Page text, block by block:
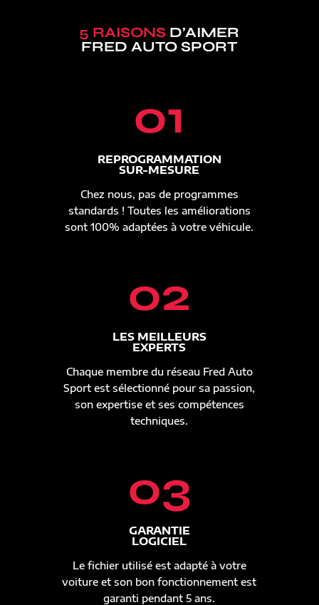
5 RAISONS D’AIMER
FRED AUTO SPORT
01
REPROGRAMMATION
SUR-MESURE
Chez nous, pas de programmes
standards ! Toutes les améliorations
sont 100% adaptées à votre véhicule.
02
LES MEILLEURS
EXPERTS
Chaque membre du réseau Fred Auto
Sport est sélectionné pour sa passion,
son expertise et ses compétences
techniques.
03
GARANTIE
LOGICIEL
Le fichier utilisé est adapté à votre
voiture et son bon fonctionnement est
garanti pendant 5 ans.